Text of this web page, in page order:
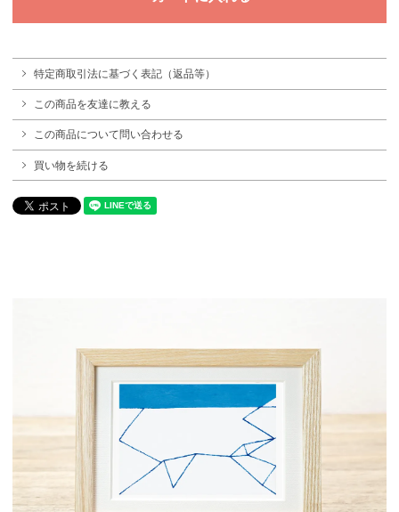
特定商取引法に基づく表記（返品等）
この商品を友達に教える
この商品について問い合わせる
買い物を続ける